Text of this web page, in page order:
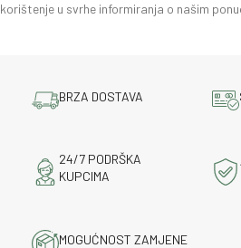
korištenje u svrhe informiranja o našim
BRZA DOSTAVA
24/7 PODRŠKA
KUPCIMA
MOGUĆNOST ZAMJENE